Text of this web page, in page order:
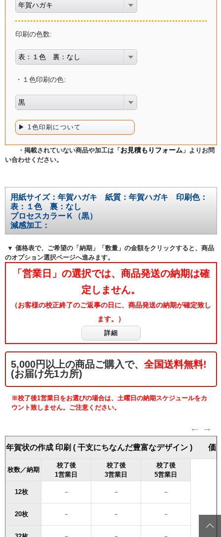
年賀ハガキ
印刷の色数:
表：１色 裏：なし
・１色印刷の色:
黒
▶ 1色印刷について
・掲載されていない商品や加工は「お見積もりフォーム 」よりお問
い合わせください。
用紙サイズ：年賀ハガキ 紙質：年賀ハガキ 印刷色：
表：１色 裏：なし
プロセスカラーＫ（黒）
減感加工：
▼ 価格表で、ご希望の「納期」「数量」の金額をクリックすると、商品
のオプション選択ページへ進みます。
「営業日」の選択では、商品発送の納期は確
定しません。
（お客様の校正終了のご返事の日に、商品発送の納期が確定致し
ます。）
詳細
5,000円以上の商品ご購入で、 全国送料無料!
(お届け先1カ所)
※校了後1営業日をお選びの場合は、土曜日の納期スケジュールをカ
ウント致しません。ご注意ください。
年賀状の作成 印刷 ( 干支にちなんだ豊富なデザイン )
枚数／納期
校了後
1営業日
校了後
3営業日
校了後
5営業日
12枚 － － －
20枚 － － －